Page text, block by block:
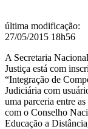
última modificação:
27/05/2015 18h56
A Secretaria
Justiça está com
“Integração de
Judiciária com
uma parceria entre
com o Conselho
Educação a